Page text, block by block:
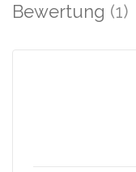
Bewertung (1)